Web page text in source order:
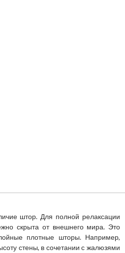
штор. Для полной релаксации
скрыта от внешнего мира. Это
плотные шторы. Например,
стены, в сочетании с жалюзями